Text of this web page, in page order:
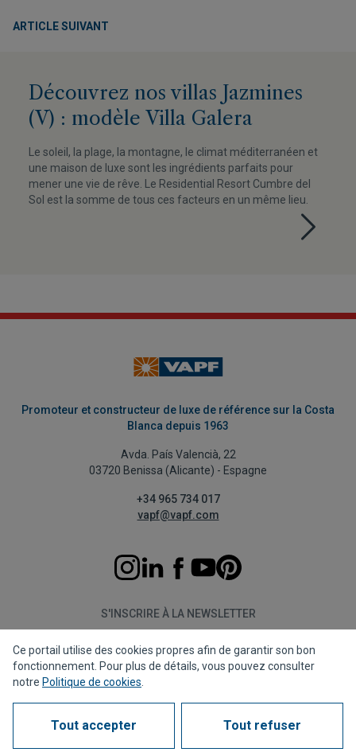
ARTICLE SUIVANT
Découvrez nos villas Jazmines
(V) : modèle Villa Galera
Le soleil, la plage, la montagne, le climat méditerranéen et
une maison de luxe sont les ingrédients parfaits pour
mener une vie de rêve. Le Residential Resort Cumbre del
Sol est la somme de tous ces facteurs en un même lieu.
Promoteur et constructeur de luxe de référence sur la Costa
Blanca depuis 1963
Avda. País Valencià, 22
03720 Benissa (Alicante) - Espagne
+34 965 734 017
vapf@vapf.com
S'INSCRIRE À LA NEWSLETTER
S'abonner
Politique de confidentialité
Politique de cookies
Avis juridiqueCanal de dénonciationCorporate compliance
Ce portail utilise des cookies propres afin de garantir son bon
fonctionnement. Pour plus de détails, vous pouvez consulter
notre Politique de cookies
Tout accepter Tout refuser